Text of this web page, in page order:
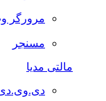
مرورگر وب
مسنجر
مالتی مدیا
دی.وی.دی